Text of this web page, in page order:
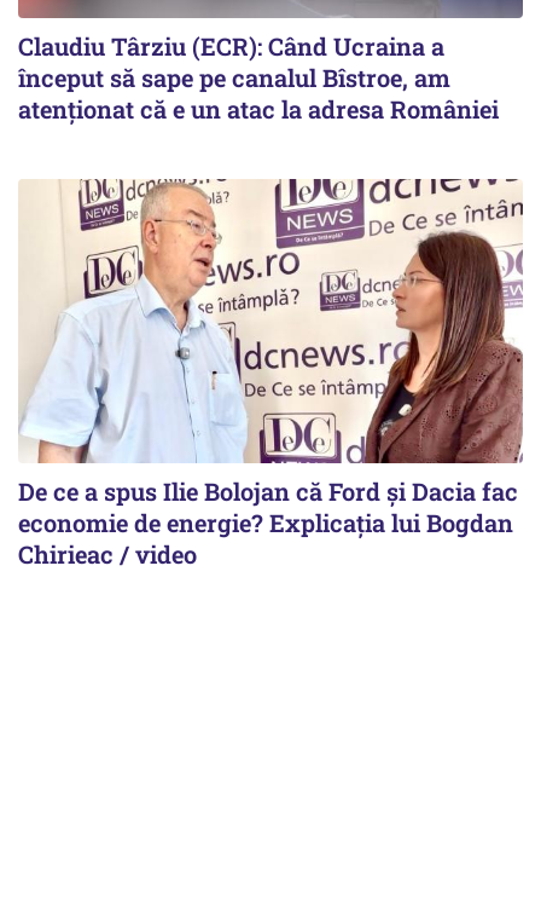
Claudiu Târziu (ECR): Când Ucraina a
început să sape pe canalul Bîstroe, am
atenționat că e un atac la adresa României
De ce a spus Ilie Bolojan că Ford și Dacia fac
economie de energie? Explicația lui Bogdan
Chirieac / video